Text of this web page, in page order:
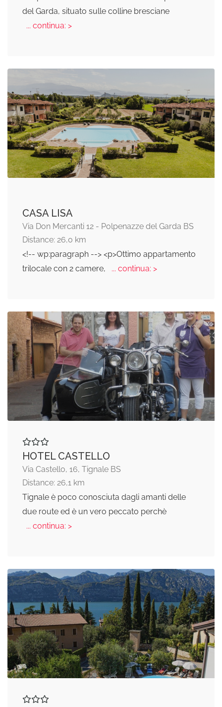
del Garda, situato sulle colline bresciane
... continua: >
CASA LISA
Via Don Mercanti 12 - Polpenazze del Garda BS
Distance: 26,0 km
<!-- wp:paragraph --> <p>Ottimo appartamento
trilocale con 2 camere,
... continua: >
HOTEL CASTELLO
Via Castello, 16, Tignale BS
Distance: 26,1 km
Tignale è poco conosciuta dagli amanti delle
due route ed è un vero peccato perchè
... continua: >